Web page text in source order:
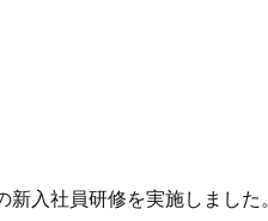
入社員研修を実施しました。